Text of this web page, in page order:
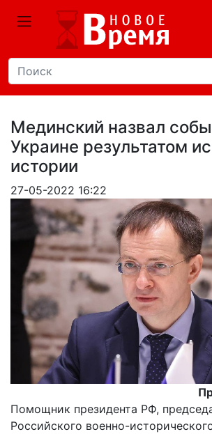
Мединский назвал
Украине результатом
истории
27-05-2022 16:22
Помощник президента РФ,
Российского военно-